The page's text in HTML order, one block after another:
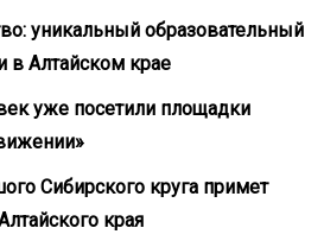
уникальный образовательный
в Алтайском крае
уже посетили площадки
Сибирского круга примет
края